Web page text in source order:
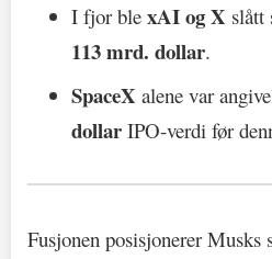
I fjor ble xAI og X slått
113 mrd. dollar.
SpaceX alene var
dollar IPO-verdi før
Fusjonen posisjonerer Musks